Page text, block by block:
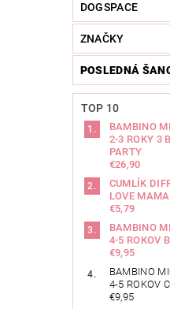
DOGSPACE
ZNAČKY
POSLEDNÁ
TOP 10
BAMBINO
2-3 ROKY 3
PARTY
€26,90
CUMLÍK
LOVE
€5,79
BAMBINO
4-5 ROKOV
€9,95
BAMBINO
4-5 ROKOV
€9,95